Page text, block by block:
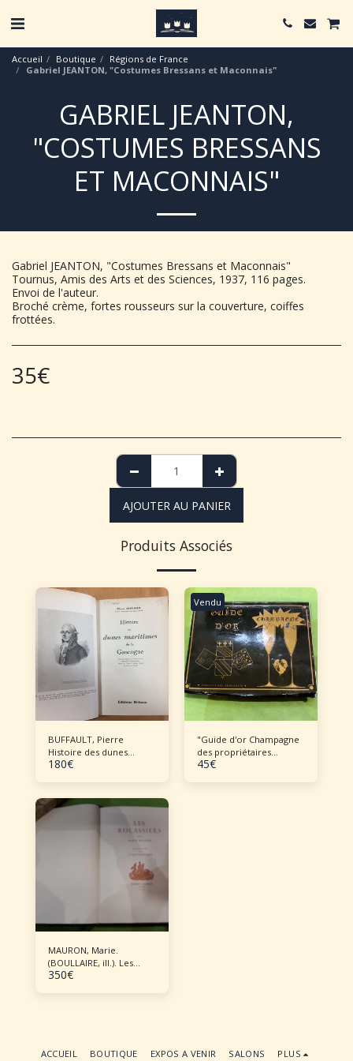
Accueil Boutique
Régions de France
Gabriel JEANTON, "Costumes Bressans et Maconnais"
GABRIEL JEANTON,
"COSTUMES BRESSANS
ET MACONNAIS"
Gabriel JEANTON, "Costumes Bressans et Maconnais"
Tournus, Amis des Arts et des Sciences, 1937, 116 pages.
Envoi de l'auteur.
Broché crème, fortes rousseurs sur la couverture, coiffes
frottées.
35€
AJOUTER AU PANIER
Produits Associés
BUFFAULT, Pierre
Histoire des dunes
maritimes de la
180€
Vendu
"Guide d'or Champagne
des propriétaires
récoltants"
45€
MAURON, Marie.
(BOULLAIRE, ill.). Les
Rocassiers. Illustrations
350€
ACCUEIL BOUTIQUE EXPOS A VENIR SALONS PLUS